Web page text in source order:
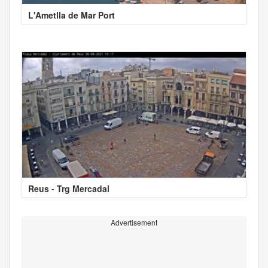
L'Ametlla de Mar Port
Reus - Trg Mercadal
Advertisement